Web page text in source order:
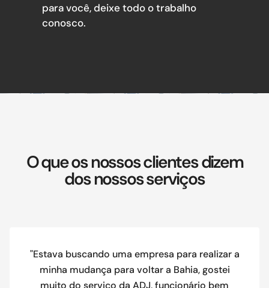
para você, deixe todo o trabalho
conosco.
O que os nossos clientes dizem
dos nossos serviços
"Estava buscando uma empresa para realizar a
minha mudança para voltar a Bahia, gostei
muito do serviço da ADJ, funcionário bem